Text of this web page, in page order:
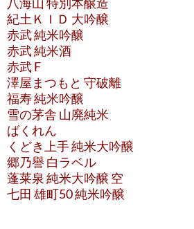
紀土ＫＩＤ 大吟醸
赤武 純米吟醸
赤武 純米酒
赤武 F
澤屋まつもと 守破離
福寿 純米吟醸
雪の茅舎 山廃純米
ばくれん
くどき上手 純米大吟醸
郷乃譽 白ラベル
蓬莱泉 純米大吟醸 空
七田 雄町50 純米吟醸